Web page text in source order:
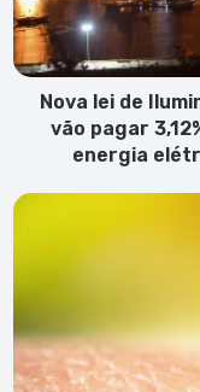
vão
pagar
3,12%
volume
anual
renda
aos
municípios
Nova lei de
vão pagar
energia
Cabo
contingência
para
mitigar